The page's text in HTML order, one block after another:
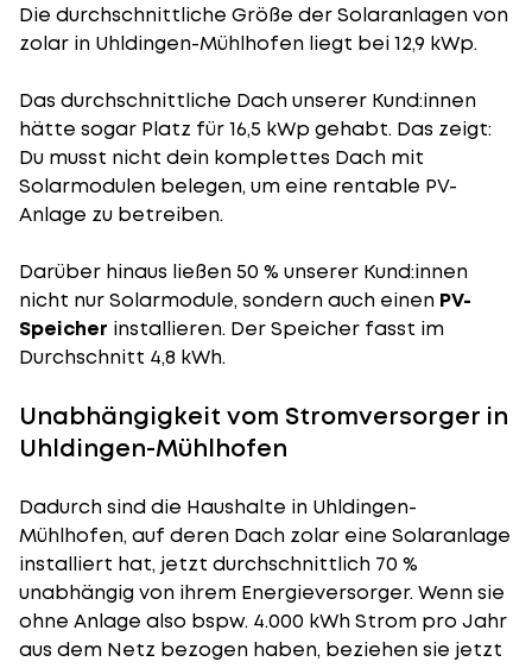
Die durchschnittliche Größe der Solaranlagenvon
zolar in Uhldingen-Mühlhofen liegt bei 12,9 kWp.
Das durchschnittliche Dach unserer Kund:innen
hätte sogar Platz für 16,5 kWp gehabt. Das zeigt:
Du musst nicht dein komplettes Dach mit
Solarmodulen belegen, um eine rentable PV-
Anlage zu betreiben.
Darüber hinaus ließen 50 % unserer Kund:innen
nicht nur Solarmodule, sondern auch einen PV-
Speicher installieren. Der Speicher fasst im
Durchschnitt 4,8 kWh.
Unabhängigkeit vom Stromversorger in
Uhldingen-Mühlhofen
Dadurch sind die Haushalte in Uhldingen-
Mühlhofen, auf deren Dach zolar eine Solaranlage
installiert hat, jetzt durchschnittlich 70 %
unabhängig von ihrem Energieversorger. Wenn sie
ohne Anlage also bspw. 4.000 kWh Strom pro Jahr
aus dem Netz bezogen haben, beziehen sie jetzt